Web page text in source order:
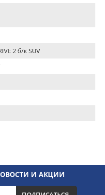
2 б/к SUV
И АКЦИИ